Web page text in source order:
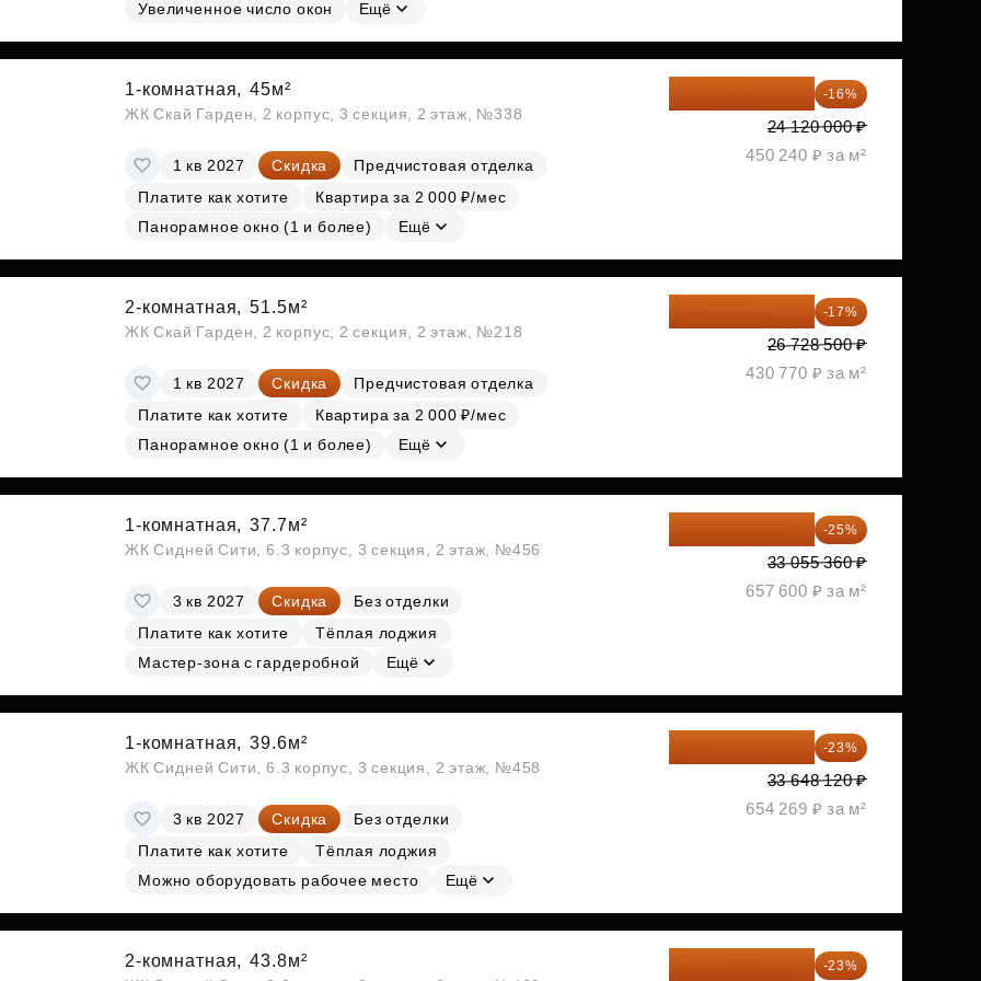
СубсидииУвеличенное число окон
Ещё
1-комнатная, 45м²
ЖК Скай Гарден, 2 корпус, 3 секция, 2 этаж, №338
1 кв 2027 Скидка
Предчистовая отделка
Платите как хотите
Квартира за 2 000 ₽/мес
Панорамное окно (1 и более)
Ещё
-16%
24 120 000 ₽
450 240 ₽ за м²
2-комнатная, 51.5м²
ЖК Скай Гарден, 2 корпус, 2 секция, 2 этаж, №218
1 кв 2027 Скидка
Предчистовая отделка
Платите как хотите
Квартира за 2 000 ₽/мес
Панорамное окно (1 и более)
Ещё
-17%
26 728 500 ₽
430 770 ₽ за м²
1-комнатная, 37.7м²
ЖК Сидней Сити, 6.3 корпус, 3 секция, 2 этаж, №456
3 кв 2027 Скидка
Без отделки
Платите как хотите
Тёплая лоджия
Мастер-зона с гардеробной
Ещё
-25%
33 055 360 ₽
657 600 ₽ за м²
1-комнатная, 39.6м²
ЖК Сидней Сити, 6.3 корпус, 3 секция, 2 этаж, №458
3 кв 2027 Скидка
Без отделки
Платите как хотите
Тёплая лоджия
Можно оборудовать рабочее место
Ещё
-23%
33 648 120 ₽
654 269 ₽ за м²
2-комнатная, 43.8м² -23%